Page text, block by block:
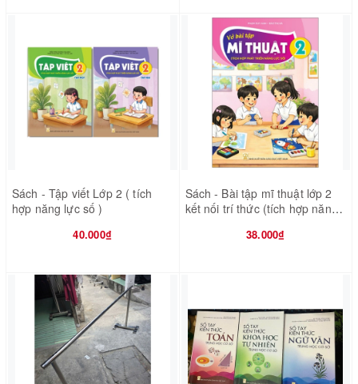
Sách - Tập viết Lớp 2 ( tích
hợp năng lực số )
40.000₫
Sách - Bài tập mĩ thuật lớp 2
kết nối trí thức (tích hợp năng
38.000₫